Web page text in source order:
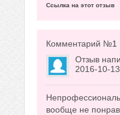
Ссылка на этот отзыв
Комментарий №1
Отзыв
2016-10-13
вообще не